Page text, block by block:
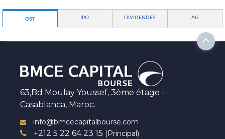
OST IPO DIVIDENDES AG
63,Bd Moulay Youssef, 3ème étage -
Casablanca, Maroc.
info@bmcecapitalbourse.com
+212 5 22 64 23 15 (Principal)